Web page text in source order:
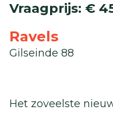
Vraagprijs: €
Ravels
Gilseinde 88
Het zoveelste